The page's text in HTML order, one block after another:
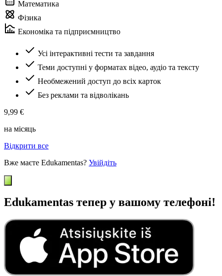
Математика
Фізика
Економіка та підприємництво
Усі інтерактивні тести та завдання
Теми доступні у форматах відео, аудіо та тексту
Необмежений доступ до всіх карток
Без реклами та відволікань
9,99 €
на місяць
Відкрити все
Вже маєте Edukamentas? Увійдіть
Edukamentas тепер у вашому телефоні!